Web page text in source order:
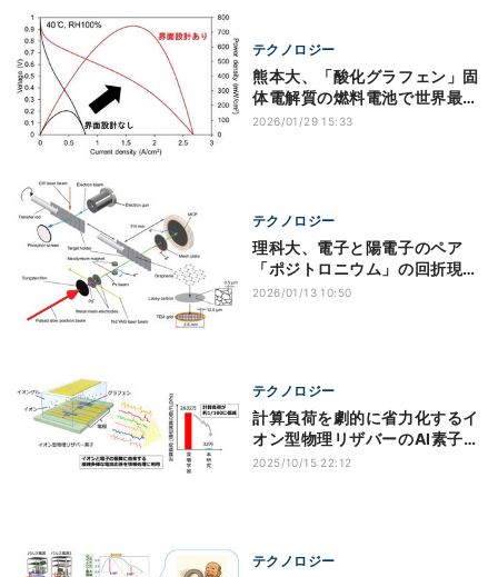
テクノロジー
熊本大、「酸化グラフェン」固
体電解質の燃料電池で世界最高
級性能を達成
2026/01/29 15:33
テクノロジー
理科大、電子と陽電子のペア
「ポジトロニウム」の回折現象
を初観測
2026/01/13 10:50
テクノロジー
計算負荷を劇的に省力化するイ
オン型物理リザバーのAI素子を
NIMSなどが開発
2025/10/15 22:12
テクノロジー